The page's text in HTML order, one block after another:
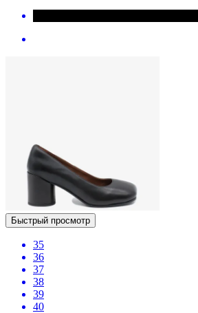
Быстрый просмотр
35
36
37
38
39
40